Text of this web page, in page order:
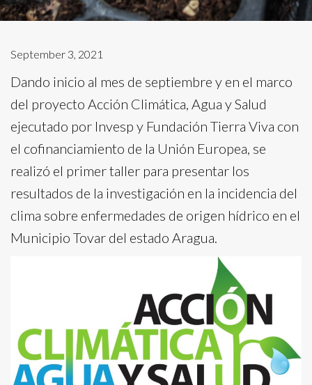
September 3, 2021
Dando inicio al mes de septiembre y en el marco
del proyecto Acción Climática, Agua y Salud
ejecutado por Invesp y Fundación Tierra Viva con
el cofinanciamiento de la Unión Europea, se
realizó el primer taller para presentar los
resultados de la investigación en la incidencia del
clima sobre enfermedades de origen hídrico en el
Municipio Tovar del estado Aragua.